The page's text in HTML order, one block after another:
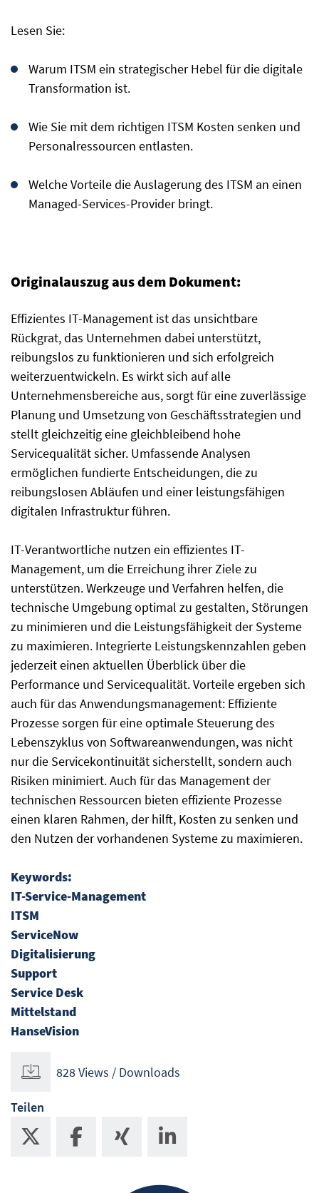
Lesen Sie:
Warum ITSM ein strategischer Hebel für die digitale
Transformation ist.
Wie Sie mit dem richtigen ITSM Kosten senken und
Personalressourcen entlasten.
Welche Vorteile die Auslagerung des ITSM an einen
Managed-Services-Provider bringt.
Originalauszug aus dem Dokument:
Effizientes IT-Management ist das unsichtbare
Rückgrat, das Unternehmen dabei unterstützt,
reibungslos zu funktionieren und sich erfolgreich
weiterzuentwickeln. Es wirkt sich auf alle
Unternehmensbereiche aus, sorgt für eine zuverlässige
Planung und Umsetzung von Geschäftsstrategien und
stellt gleichzeitig eine gleichbleibend hohe
Servicequalität sicher. Umfassende Analysen
ermöglichen fundierte Entscheidungen, die zu
reibungslosen Abläufen und einer leistungsfähigen
digitalen Infrastruktur führen.
IT-Verantwortliche nutzen ein effizientes IT-
Management, um die Erreichung ihrer Ziele zu
unterstützen. Werkzeuge und Verfahren helfen, die
technische Umgebung optimal zu gestalten, Störungen
zu minimieren und die Leistungsfähigkeit der Systeme
zu maximieren. Integrierte Leistungskennzahlen geben
jederzeit einen aktuellen Überblick über die
Performance und Servicequalität. Vorteile ergeben sich
auch für das Anwendungsmanagement: Effiziente
Prozesse sorgen für eine optimale Steuerung des
Lebenszyklus von Softwareanwendungen, was nicht
nur die Servicekontinuität sicherstellt, sondern auch
Risiken minimiert. Auch für das Management der
technischen Ressourcen bieten effiziente Prozesse
einen klaren Rahmen, der hilft, Kosten zu senken und
den Nutzen der vorhandenen Systeme zu maximieren.
Keywords:
IT-Service-Management
ITSM
ServiceNow
Digitalisierung
Support
Service Desk
Mittelstand
HanseVision
828 Views / Downloads
Teilen